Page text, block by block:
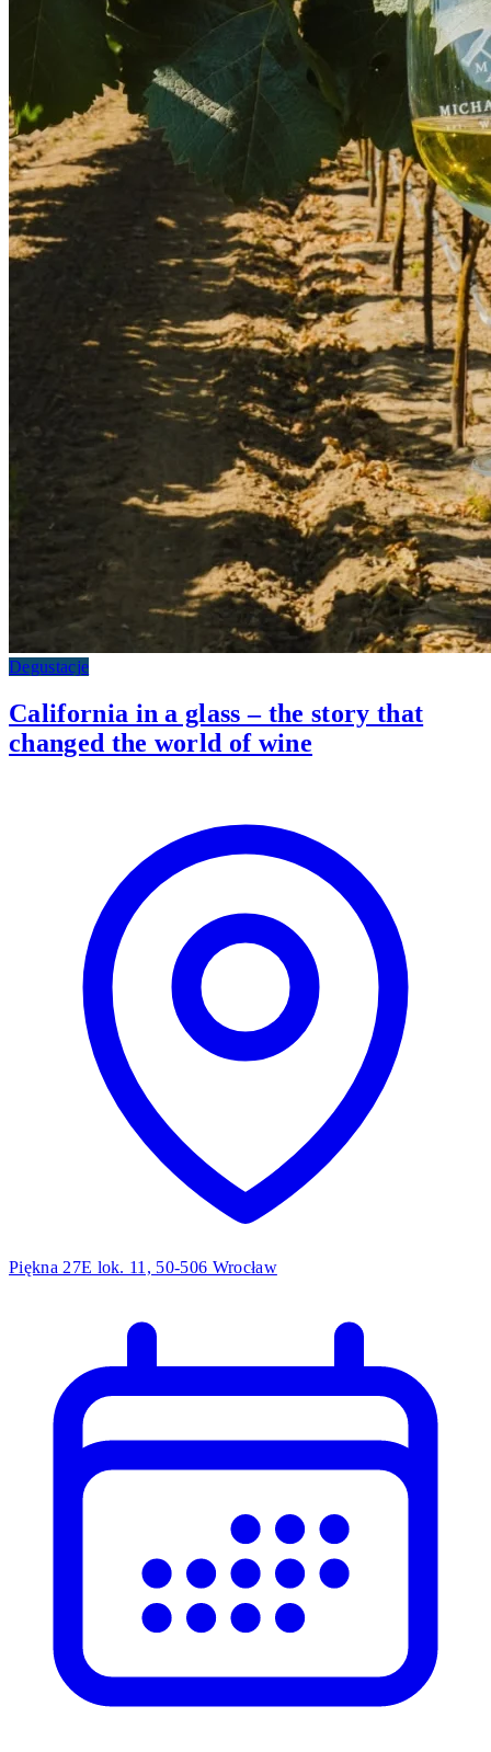
Degustacje
California in a glass – the story that
changed the world of wine
Piękna 27E lok. 11, 50-506 Wrocław